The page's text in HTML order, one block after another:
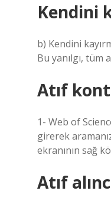
Kendini
b) Kendini
Bu yanılgı, tüm
Atıf
1- Web of
girerek
ekranının sağ
Atıf